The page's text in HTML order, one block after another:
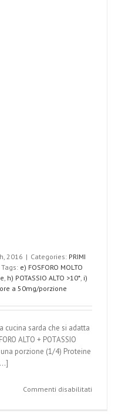
2016 | Categories: PRIMI
Tags: e) FOSFORO MOLTO
, h) POTASSIO ALTO >10*, i)
a 50mg/porzione
cucina sarda che si adatta
ALTO + POTASSIO
una porzione (1/4) Proteine
Commenti disabilitati